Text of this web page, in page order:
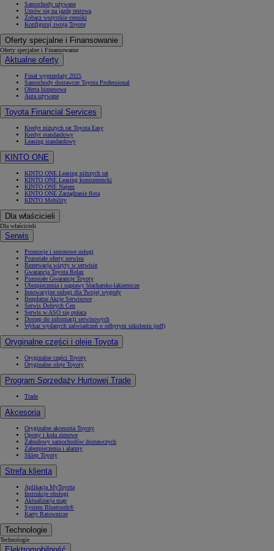
Samochody używane
Umów się na jazdę testową
Zobacz wszystkie cenniki
Konfiguruj swoją Toyotę
Oferty specjalne i Finansowanie
Oferty specjalne i Finansowanie
Aktualne oferty
Finał wyprzedaży 2025
Samochody dostawcze Toyota Professional
Oferta biznesowa
Auta używane
Toyota Financial Services
Kredyt niższych rat Toyota Easy
Kredyt standardowy
Leasing standardowy
KINTO ONE
KINTO ONE Leasing niższych rat
KINTO ONE Leasing konsumencki
KINTO ONE Najem
KINTO ONE Zarządzanie flotą
KINTO Mobility
Dla właścicieli
Dla właścicieli
Serwis
Promocje i sezonowe usługi
Pozostałe oferty serwisu
Rezerwacja wizyty w serwisie
Gwarancja Toyota Relax
Pozostałe Gwarancje Toyoty
Ubezpieczenia i naprawy blacharsko-lakiernicze
Innowacyjne usługi dla Twojej wygody
Bezpłatne Akcje Serwisowe
Serwis Dobrych Cen
Serwis w ASO się opłaca
Dostęp do informacji serwisowych
Wykaz wydanych zaświadczeń o odbytym szkoleniu (pdf)
Oryginalne części i oleje Toyota
Oryginalne części Toyoty
Oryginalne oleje Toyoty
Program Sprzedaży Hurtowej Trade
Trade
Akcesoria
Oryginalne akcesoria Toyoty
Opony i koła zimowe
Zabudowy samochodów dostawczych
Zabezpieczenia i alarmy
Sklep Toyoty
Strefa klienta
Aplikacja MyToyota
Instrukcje obsługi
Aktualizacja map
System Bluetooth®
Karty Ratownicze
Technologie
Technologie